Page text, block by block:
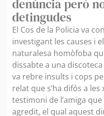
denúncia però
detingudes
El Cos de la Policia va
investigant les causes i
naturalesa homòfoba
dissabte a una
va rebre insults i cops
relat que s’ha difós a
testimoni de l’amiga
agredit, el qual aquest